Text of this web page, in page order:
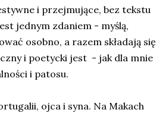
i przejmujące, bez tekstu
jednym zdaniem - myślą,
osobno, a razem składają się
i poetycki jest - jak dla mnie
i patosu.
ojca i syna. Na Makach